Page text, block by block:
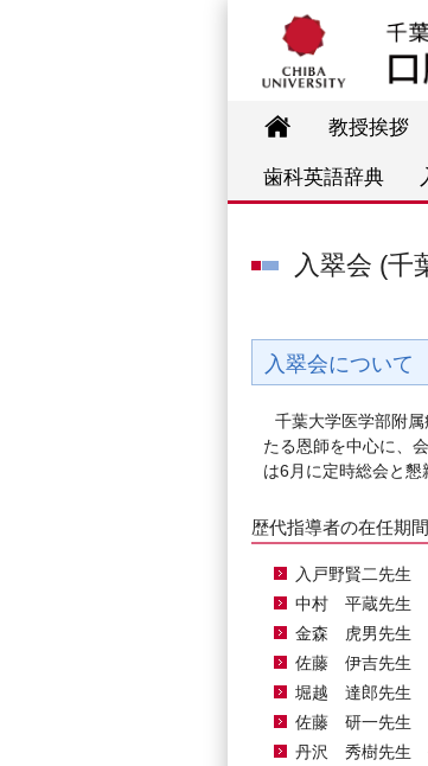
教授挨拶
歯科英語辞典
入翠会 (千
入翠会について
千葉大学医学部附
たる恩師を中心に、
は6月に定時総会と懇
歴代指導者の在任期間
入戸野賢二先生
中村 平蔵先生
金森 虎男先生
佐藤 伊吉先生
堀越 達郎先生
佐藤 研一先生
丹沢 秀樹先生